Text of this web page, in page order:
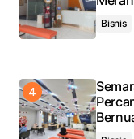
Bisnis